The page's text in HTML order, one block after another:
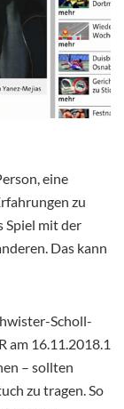
eine
zu
Spiel mit der
Das kann
Scholl-
am 16.11.2018.1
– sollten
zu tragen. So